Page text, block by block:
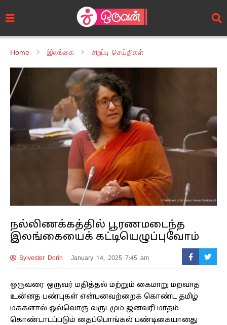
Home இலங்கை சிறப்பு செய்திகள்
நல்லிணக்கத்தில் பூரணமடைந்த
இலங்கையைக் கட்டியெழுப்புவோம்
Sylvester Dorin January 14, 2025 7:45 am
ஒருவரை ஒருவர் மதித்தல் மற்றும் கைமாறு மறவாத
உன்னத பண்புகள் என்பனவற்றைக் கொண்ட தமிழ்
மக்களால் ஒவ்வொரு வருடமும் ஜனவரி மாதம்
கொண்டாடப்படும் தைப்பொங்கல் பண்டிகையானது